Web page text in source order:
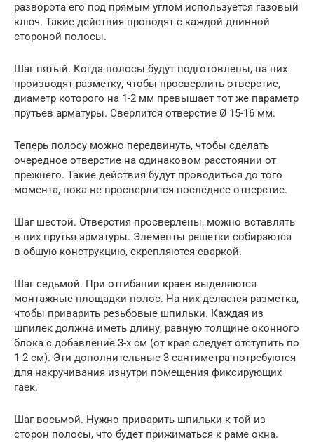
разворота его под прямым углом используется газовый
ключ. Такие действия проводят с каждой длинной
стороной полосы.
Шаг пятый. Когда полосы будут подготовлены, на них
производят разметку, чтобы просверлить отверстие,
диаметр которого на 1-2 мм превышает тот же параметр
прутьев арматуры. Сверлится отверстие Ø 15-16 мм.
Теперь полосу можно передвинуть, чтобы сделать
очередное отверстие на одинаковом расстоянии от
прежнего. Такие действия будут проводиться до того
момента, пока не просверлится последнее отверстие.
Шаг шестой. Отверстия просверлены, можно вставлять
в них прутья арматуры. Элементы решетки собираются
в общую конструкцию, скрепляются сваркой.
Шаг седьмой. При отгибании краев выделяются
монтажные площадки полос. На них делается разметка,
чтобы приварить резьбовые шпильки. Каждая из
шпилек должна иметь длину, равную толщине оконного
блока с добавление 3-х см (от края следует отступить по
1-2 см). Эти дополнительные 3 сантиметра потребуются
для накручивания изнутри помещения фиксирующих
гаек.
Шаг восьмой. Нужно приварить шпильки к той из
сторон полосы, что будет прижиматься к раме окна.